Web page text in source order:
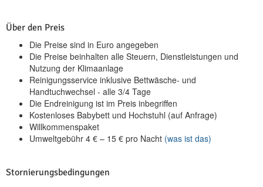
Über den Preis
Die Preise sind in Euro angegeben
Die Preise beinhalten alle Steuern, Dienstleistungen und
Nutzung der Klimaanlage
Reinigungsservice inklusive Bettwäsche- und
Handtuchwechsel - alle 3/4 Tage
Die Endreinigung ist im Preis inbegriffen
Kostenloses Babybett und Hochstuhl (auf Anfrage)
Willkommenspaket
Umweltgebühr 4 € – 15 € pro Nacht (was ist das)
Stornierungsbedingungen